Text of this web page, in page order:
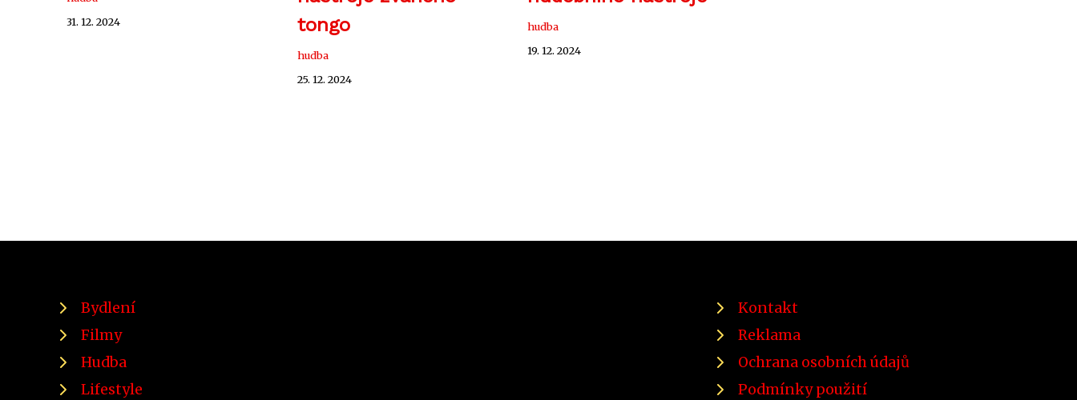
31. 12. 2024
tongo
hudba
25. 12. 2024
hudba
19. 12. 2024
Bydlení
Filmy
Hudba
Lifestyle
Kontakt
Reklama
Ochrana osobních údajů
Podmínky použití